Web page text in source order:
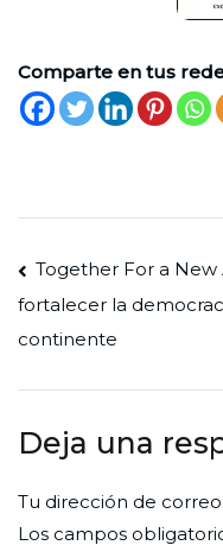
Comparte en tus
de
Together For a New
fortalecer la
continente
Deja una
Tu dirección de
Los campos